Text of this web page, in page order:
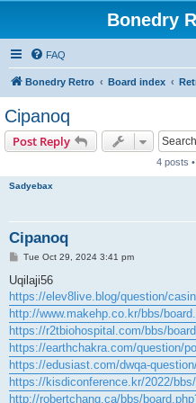
Bonedry
FAQ
Bonedry Retro Board index
Cipanoq
Post Reply
4 posts
Sadyebax
Cipanoq
P
s
t
Tue Oct 29, 2024 3:41 pm
Uqilaji56
https://elev8live.blog/question/
http://www.makehp.co.kr/bbs/
https://r2tbiohospital.com/bbs/
https://earthchakra.com/question/
https://edusiast.com/dwqa-
https://kisdiconference.kr/2022/
http://robertchang.ca/bbs/